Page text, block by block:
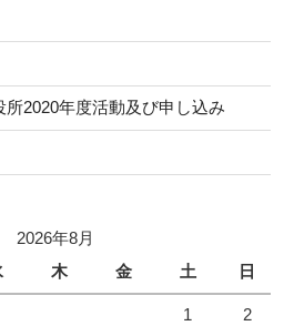
2020年度活動及び申し込み
2026年8月
木 金 土 日
1 2